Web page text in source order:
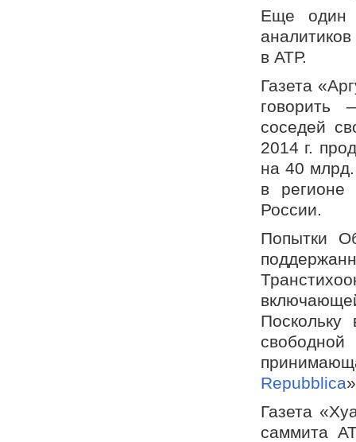
Еще один
в АТР.
Газета
говорить
соседей
2014 г.
на 40
в регионе
России.
Попытки
Repubblica
Газета
саммита